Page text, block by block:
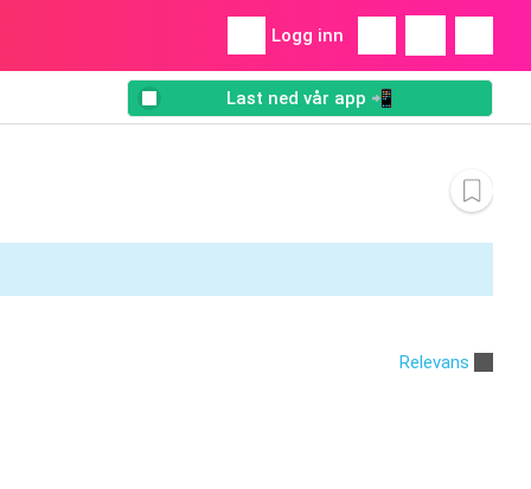
Logg inn
Last ned vår app 📲
Relevans